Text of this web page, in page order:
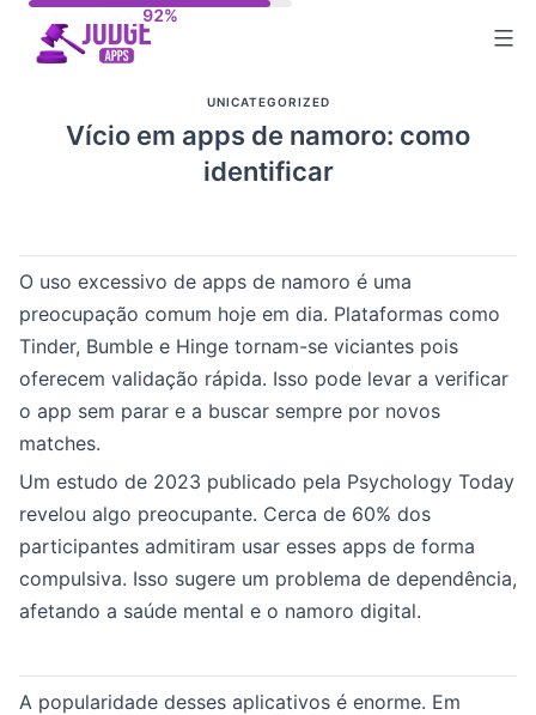
UNICATEGORIZED
Vício em apps de namoro: como
identificar
O uso excessivo de apps de namoro é uma
preocupação comum hoje em dia. Plataformas como
Tinder, Bumble e Hinge tornam-se viciantes pois
oferecem validação rápida. Isso pode levar a verificar
o app sem parar e a buscar sempre por novos
matches.
Um estudo de 2023 publicado pela Psychology Today
revelou algo preocupante. Cerca de 60% dos
participantes admitiram usar esses apps de forma
compulsiva. Isso sugere um problema de dependência,
afetando a saúde mental e o namoro digital.
A popularidade desses aplicativos é enorme. Em